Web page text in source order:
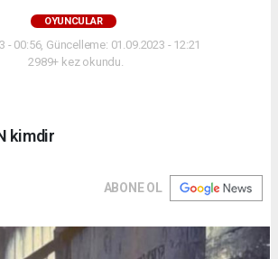
OYUNCULAR
- 00:56, Güncelleme: 01.09.2023 - 12:21
2989+ kez okundu.
kimdir
ABONE OL